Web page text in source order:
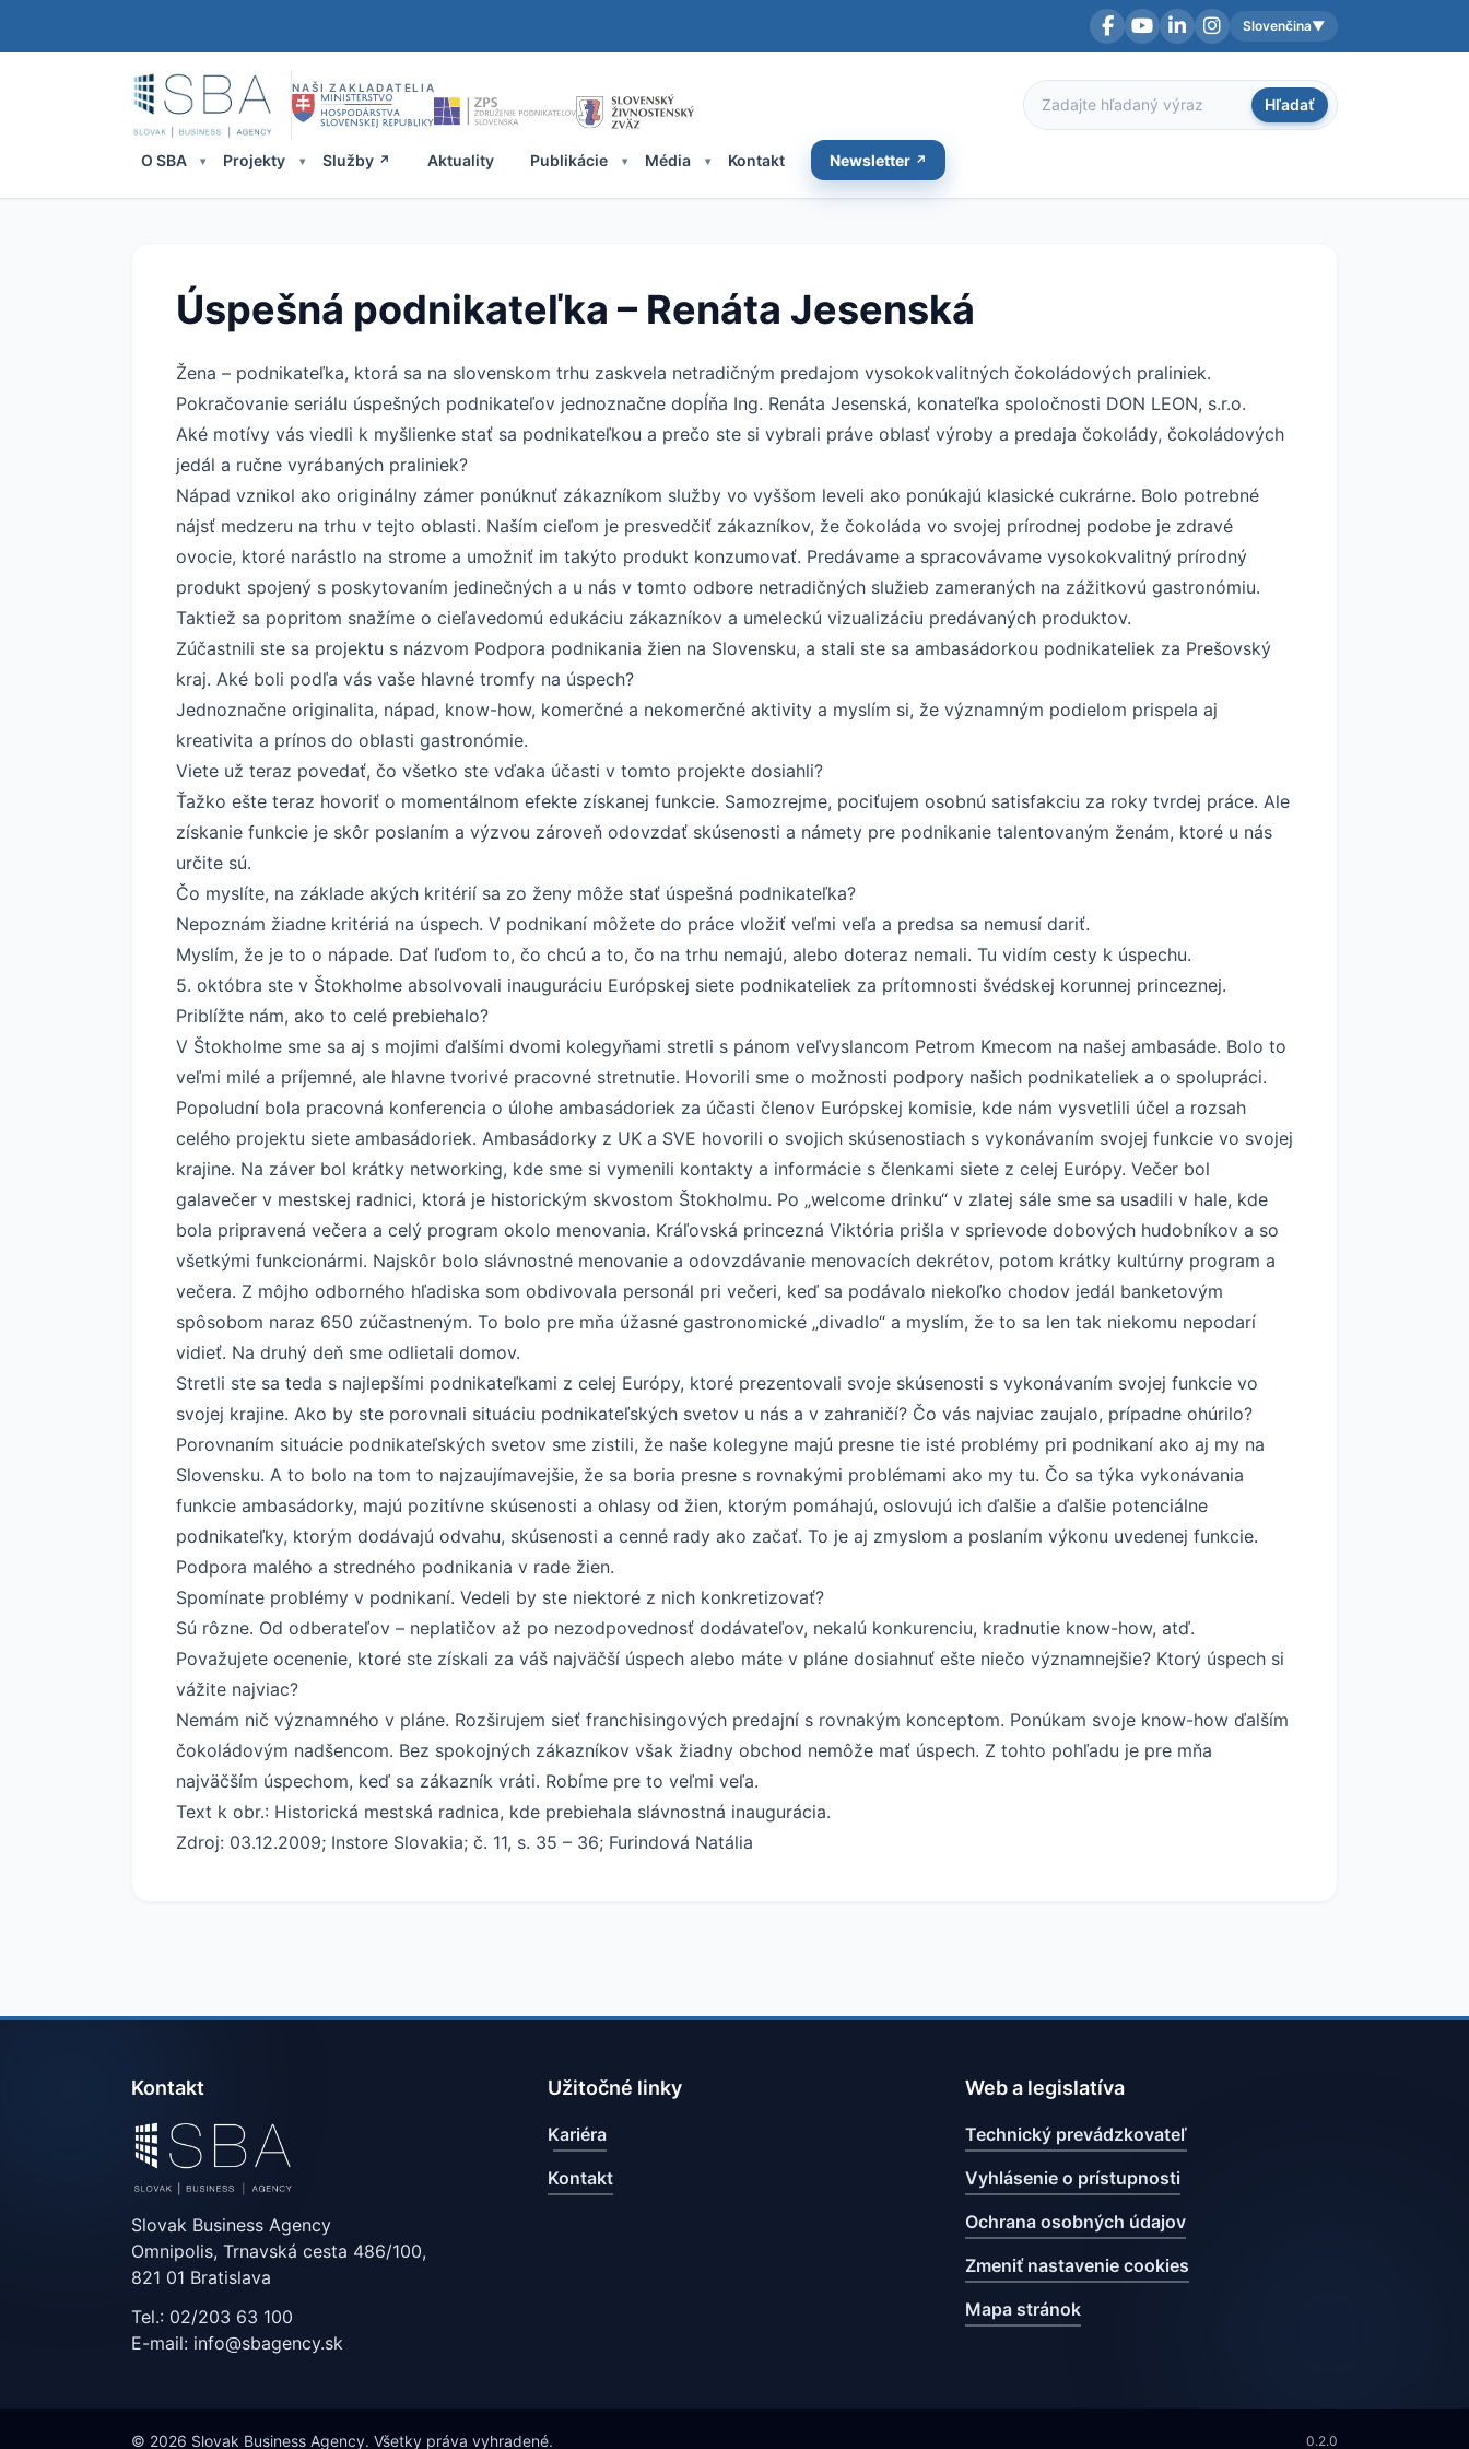
FacebookYouTubeLinkedInInstagramAktuálny jazyk:
Slovenčina▼
NAŠI ZAKLADATELIA
Hľadať
Hľadať
O SBA Projekty Služby Aktuality Publikácie Média Kontakt Newsletter
Úspešná podnikateľka – Renáta Jesenská
Žena – podnikateľka, ktorá sa na slovenskom trhu zaskvela netradičným predajom vysokokvalitných čokoládových praliniek.
Pokračovanie seriálu úspešných podnikateľov jednoznačne dopĺňa Ing. Renáta Jesenská, konateľka spoločnosti DON LEON, s.r.o.
Aké motívy vás viedli k myšlienke stať sa podnikateľkou a prečo ste si vybrali práve oblasť výroby a predaja čokolády, čokoládových
jedál a ručne vyrábaných praliniek?
Nápad vznikol ako originálny zámer ponúknuť zákazníkom služby vo vyššom leveli ako ponúkajú klasické cukrárne. Bolo potrebné
nájsť medzeru na trhu v tejto oblasti. Naším cieľom je presvedčiť zákazníkov, že čokoláda vo svojej prírodnej podobe je zdravé
ovocie, ktoré narástlo na strome a umožniť im takýto produkt konzumovať. Predávame a spracovávame vysokokvalitný prírodný
produkt spojený s poskytovaním jedinečných a u nás v tomto odbore netradičných služieb zameraných na zážitkovú gastronómiu.
Taktiež sa popritom snažíme o cieľavedomú edukáciu zákazníkov a umeleckú vizualizáciu predávaných produktov.
Zúčastnili ste sa projektu s názvom Podpora podnikania žien na Slovensku, a stali ste sa ambasádorkou podnikateliek za Prešovský
kraj. Aké boli podľa vás vaše hlavné tromfy na úspech?
Jednoznačne originalita, nápad, know-how, komerčné a nekomerčné aktivity a myslím si, že významným podielom prispela aj
kreativita a prínos do oblasti gastronómie.
Viete už teraz povedať, čo všetko ste vďaka účasti v tomto projekte dosiahli?
Ťažko ešte teraz hovoriť o momentálnom efekte získanej funkcie. Samozrejme, pociťujem osobnú satisfakciu za roky tvrdej práce. Ale
získanie funkcie je skôr poslaním a výzvou zároveň odovzdať skúsenosti a námety pre podnikanie talentovaným ženám, ktoré u nás
určite sú.
Čo myslíte, na základe akých kritérií sa zo ženy môže stať úspešná podnikateľka?
Nepoznám žiadne kritériá na úspech. V podnikaní môžete do práce vložiť veľmi veľa a predsa sa nemusí dariť.
Myslím, že je to o nápade. Dať ľuďom to, čo chcú a to, čo na trhu nemajú, alebo doteraz nemali. Tu vidím cesty k úspechu.
5. októbra ste v Štokholme absolvovali inauguráciu Európskej siete podnikateliek za prítomnosti švédskej korunnej princeznej.
Priblížte nám, ako to celé prebiehalo?
V Štokholme sme sa aj s mojimi ďalšími dvomi kolegyňami stretli s pánom veľvyslancom Petrom Kmecom na našej ambasáde. Bolo to
veľmi milé a príjemné, ale hlavne tvorivé pracovné stretnutie. Hovorili sme o možnosti podpory našich podnikateliek a o spolupráci.
Popoludní bola pracovná konferencia o úlohe ambasádoriek za účasti členov Európskej komisie, kde nám vysvetlili účel a rozsah
celého projektu siete ambasádoriek. Ambasádorky z UK a SVE hovorili o svojich skúsenostiach s vykonávaním svojej funkcie vo svojej
krajine. Na záver bol krátky networking, kde sme si vymenili kontakty a informácie s členkami siete z celej Európy. Večer bol
galavečer v mestskej radnici, ktorá je historickým skvostom Štokholmu. Po „welcome drinku“ v zlatej sále sme sa usadili v hale, kde
bola pripravená večera a celý program okolo menovania. Kráľovská princezná Viktória prišla v sprievode dobových hudobníkov a so
všetkými funkcionármi. Najskôr bolo slávnostné menovanie a odovzdávanie menovacích dekrétov, potom krátky kultúrny program a
večera. Z môjho odborného hľadiska som obdivovala personál pri večeri, keď sa podávalo niekoľko chodov jedál banketovým
spôsobom naraz 650 zúčastneným. To bolo pre mňa úžasné gastronomické „divadlo“ a myslím, že to sa len tak niekomu nepodarí
vidieť. Na druhý deň sme odlietali domov.
Stretli ste sa teda s najlepšími podnikateľkami z celej Európy, ktoré prezentovali svoje skúsenosti s vykonávaním svojej funkcie vo
svojej krajine. Ako by ste porovnali situáciu podnikateľských svetov u nás a v zahraničí? Čo vás najviac zaujalo, prípadne ohúrilo?
Porovnaním situácie podnikateľských svetov sme zistili, že naše kolegyne majú presne tie isté problémy pri podnikaní ako aj my na
Slovensku. A to bolo na tom to najzaujímavejšie, že sa boria presne s rovnakými problémami ako my tu. Čo sa týka vykonávania
funkcie ambasádorky, majú pozitívne skúsenosti a ohlasy od žien, ktorým pomáhajú, oslovujú ich ďalšie a ďalšie potenciálne
podnikateľky, ktorým dodávajú odvahu, skúsenosti a cenné rady ako začať. To je aj zmyslom a poslaním výkonu uvedenej funkcie.
Podpora malého a stredného podnikania v rade žien.
Spomínate problémy v podnikaní. Vedeli by ste niektoré z nich konkretizovať?
Sú rôzne. Od odberateľov – neplatičov až po nezodpovednosť dodávateľov, nekalú konkurenciu, kradnutie know-how, atď.
Považujete ocenenie, ktoré ste získali za váš najväčší úspech alebo máte v pláne dosiahnuť ešte niečo významnejšie? Ktorý úspech si
vážite najviac?
Nemám nič významného v pláne. Rozširujem sieť franchisingových predajní s rovnakým konceptom. Ponúkam svoje know-how ďalším
čokoládovým nadšencom. Bez spokojných zákazníkov však žiadny obchod nemôže mať úspech. Z tohto pohľadu je pre mňa
najväčším úspechom, keď sa zákazník vráti. Robíme pre to veľmi veľa.
Text k obr.: Historická mestská radnica, kde prebiehala slávnostná inaugurácia.
Zdroj: 03.12.2009; Instore Slovakia; č. 11, s. 35 – 36; Furindová Natália
Kontakt
Slovak Business Agency
Omnipolis, Trnavská cesta 486/100,
821 01 Bratislava
Tel.: 02/203 63 100
E-mail: info@sbagency.sk
Užitočné linky
Kariéra
Kontakt
Web a legislatíva
Technický prevádzkovateľ
Vyhlásenie o prístupnosti
Ochrana osobných údajov
Zmeniť nastavenie cookies
Mapa stránok
© 2026 Slovak Business Agency. Všetky práva vyhradené. 0.2.0